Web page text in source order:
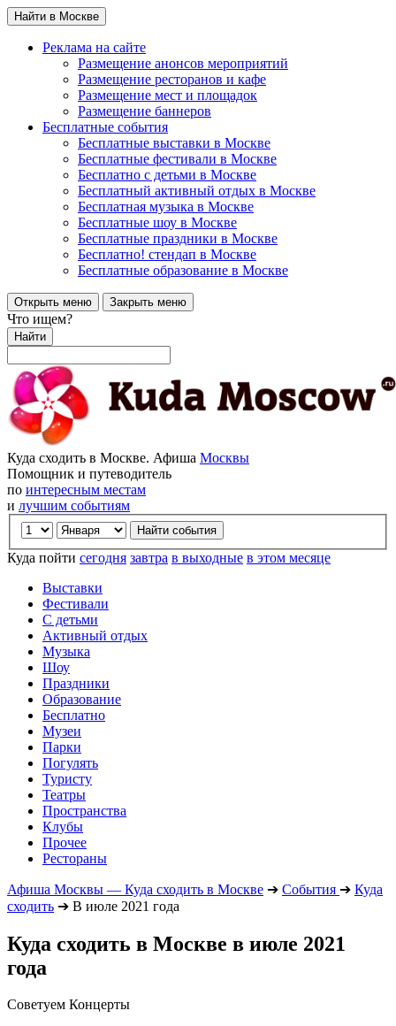
Найти в Москве
Реклама на сайте
Размещение анонсов мероприятий
Размещение ресторанов и кафе
Размещение мест и площадок
Размещение баннеров
Бесплатные события
Бесплатные выставки в Москве
Бесплатные фестивали в Москве
Бесплатно с детьми в Москве
Бесплатный активный отдых в Москве
Бесплатная музыка в Москве
Бесплатные шоу в Москве
Бесплатные праздники в Москве
Бесплатно! стендап в Москве
Бесплатные образование в Москве
Открыть меню Закрыть меню
Что ищем?
Найти
Куда сходить в Москве. Афиша Москвы
Помощник и путеводитель
по интересным местам
и лучшим событиям
Куда пойти сегодня завтра в выходные в этом месяце
Выставки
Фестивали
С детьми
Активный отдых
Музыка
Шоу
Праздники
Образование
Бесплатно
Музеи
Парки
Погулять
Туристу
Театры
Пространства
Клубы
Прочее
Рестораны
Афиша Москвы — Куда сходить в Москве ➔ События ➔ Куда
сходить ➔ В июле 2021 года
Куда сходить в Москве в июле 2021
года
Советуем Концерты